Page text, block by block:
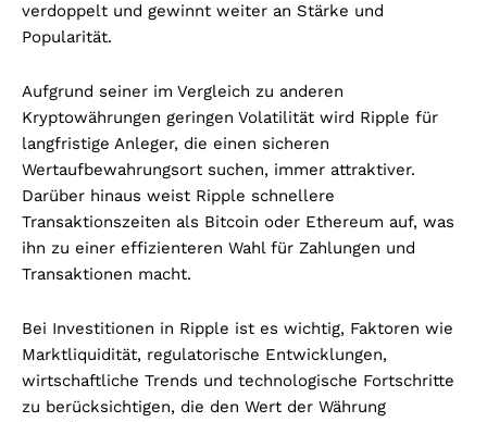
verdoppelt und gewinnt weiter an Stärke und
Popularität.
Aufgrund seiner im Vergleich zu anderen
Kryptowährungen geringen Volatilität wird Ripple für
langfristige Anleger, die einen sicheren
Wertaufbewahrungsort suchen, immer attraktiver.
Darüber hinaus weist Ripple schnellere
Transaktionszeiten als Bitcoin oder Ethereum auf, was
ihn zu einer effizienteren Wahl für Zahlungen und
Transaktionen macht.
Bei Investitionen in Ripple ist es wichtig, Faktoren wie
Marktliquidität, regulatorische Entwicklungen,
wirtschaftliche Trends und technologische Fortschritte
zu berücksichtigen, die den Wert der Währung